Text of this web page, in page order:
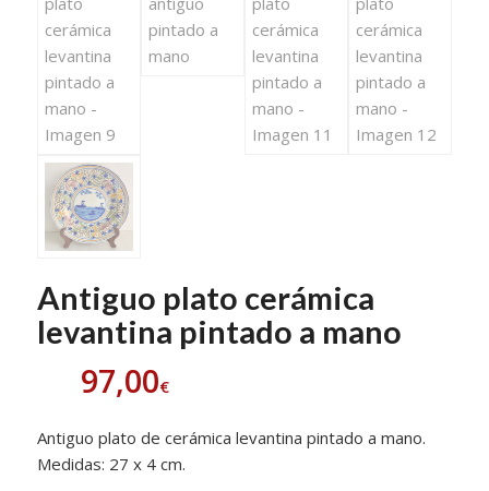
Antiguo plato cerámica
levantina pintado a mano
97,00€
Antiguo plato de cerámica levantina pintado a mano.
Medidas: 27 x 4 cm.